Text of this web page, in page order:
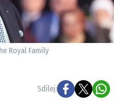
Royal Family
Sdílej: